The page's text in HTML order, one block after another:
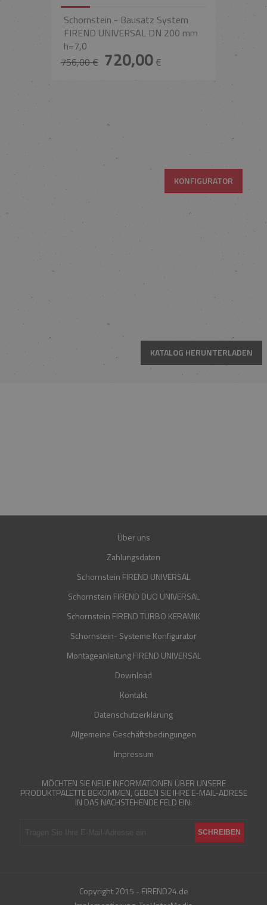
Schornstein - Bausatz System
FIREND UNIVERSAL DN 200 mm
h=7,0
756,00 € 720,00€
KONFIGURATOR
KATALOG HERUNTERLADEN
Über uns
Zahlungsdaten
Schornstein FIREND UNIVERSAL
Schornstein FIREND DUO UNIVERSAL
Schornstein FIREND TURBO KERAMIK
Schornstein- Systeme Konfigurator
Montageanleitung FIREND UNIVERSAL
Download
Kontakt
Datenschutzerklärung
Allgemeine Geschäftsbedingungen
Impressum
MÖCHTEN SIE NEUE INFORMATIONEN ÜBER UNSERE
PRODUKTPALETTE BEKOMMEN, GEBEN SIE IHRE E-MAIL-ADRESE
IN DAS NACHSTEHENDE FELD EIN:
Copyright 2015 - FIREND24.de